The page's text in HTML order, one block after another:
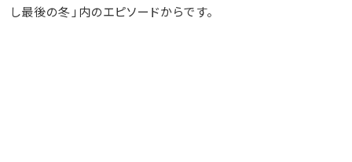
し最後の冬」内のエピソードからです。